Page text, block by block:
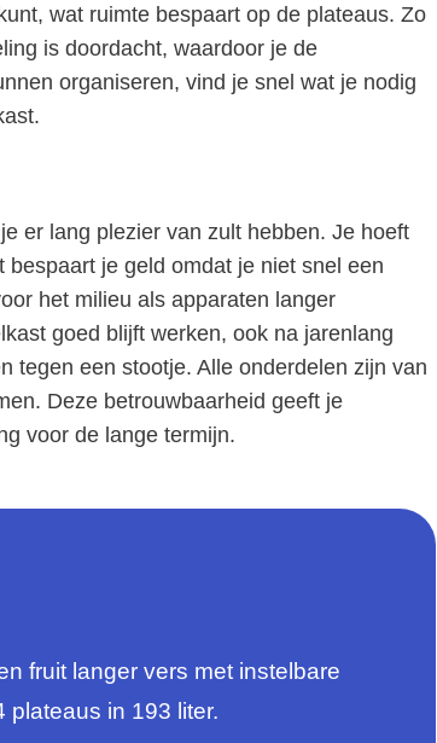
wat ruimte bespaart op de plateaus. Zo
is doordacht, waardoor je de
organiseren, vind je snel wat je nodig
er lang plezier van zult hebben. Je hoeft
je geld omdat je niet snel een
het milieu als apparaten langer
goed blijft werken, ook na jarenlang
tegen een stootje. Alle onderdelen zijn van
Deze betrouwbaarheid geeft je
voor de lange termijn.
fruit langer vers met instelbare
plateaus in 193 liter.